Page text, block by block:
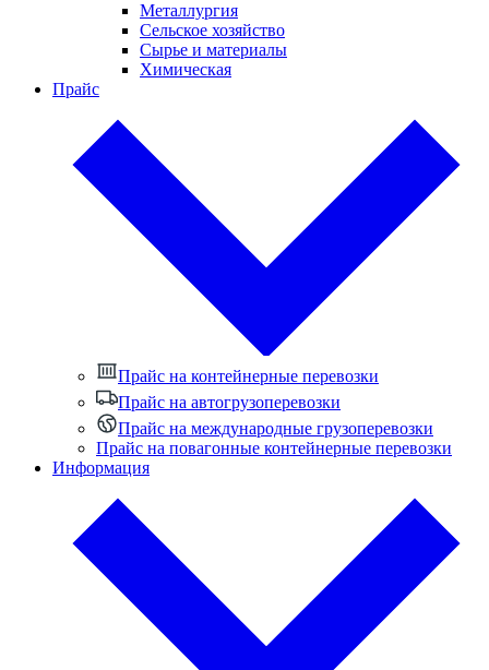
Металлургия
Сельское хозяйство
Сырье и материалы
Химическая
Прайс
Прайс на контейнерные перевозки
Прайс на автогрузоперевозки
Прайс на международные грузоперевозки
Прайс на повагонные контейнерные перевозки
Информация